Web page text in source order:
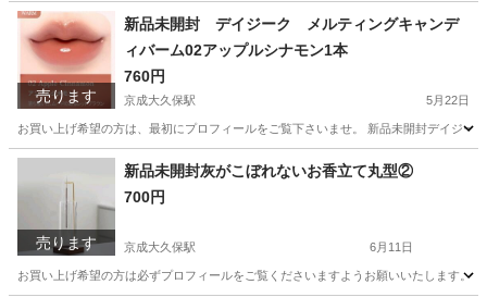
千葉 習志野市 京成大久保駅 スカート チュールスカート
売ります
新品未開封 デイジーク メルティングキャンデ
ィバーム02アップルシナモン1本
760円
京成大久保駅 5月22日
お買い上げ希望の方は、最初にプロフィールをご覧下さいませ。 新品未開封デイジ
千葉 習志野市 京成大久保駅 メイクアップ シナモン
売ります
新品未開封灰がこぼれないお香立て丸型②
700円
京成大久保駅 6月11日
お買い上げ希望の方は必ずプロフィールをご覧くださいますようお願いいたします。